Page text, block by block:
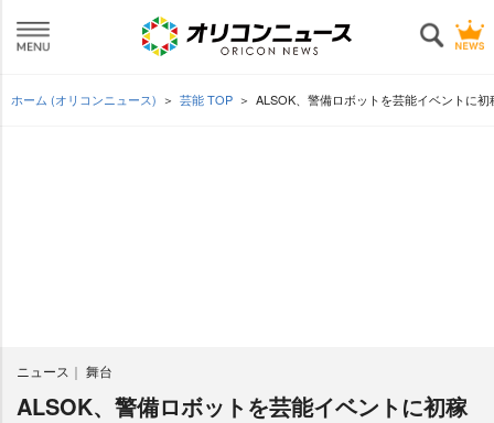
ホーム (オリコンニュース) 芸能 TOP ALSOK、警備ロボットを芸能イベントに
ニュース 舞台
ALSOK、警備ロボットを芸能イベントに初稼